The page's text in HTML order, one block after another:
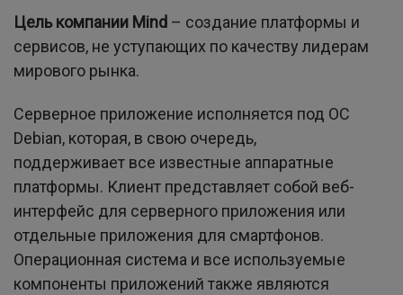
Цель компании Mind – создание платформы и
сервисов, не уступающих по качеству лидерам
мирового рынка.
Серверное приложение исполняется под ОС
Debian, которая, в свою очередь,
поддерживает все известные аппаратные
платформы. Клиент представляет собой веб-
интерфейс для серверного приложения или
отдельные приложения для смартфонов.
Операционная система и все используемые
компоненты приложений также являются